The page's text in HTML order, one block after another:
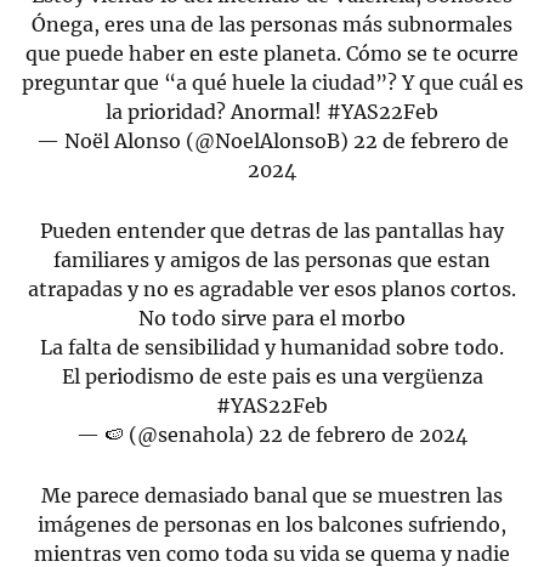
Ónega, eres una de las personas más subnormales
que puede haber en este planeta. Cómo se te ocurre
preguntar que “a qué huele la ciudad”? Y que cuál es
la prioridad? Anormal! #YAS22Feb
— Noël Alonso (@NoelAlonsoB) 22 de febrero de
2024
Pueden entender que detras de las pantallas hay
familiares y amigos de las personas que estan
atrapadas y no es agradable ver esos planos cortos.
No todo sirve para el morbo
La falta de sensibilidad y humanidad sobre todo.
El periodismo de este pais es una vergüenza
#YAS22Feb
— 🍉 (@senahola) 22 de febrero de 2024
Me parece demasiado banal que se muestren las
imágenes de personas en los balcones sufriendo,
mientras ven como toda su vida se quema y nadie